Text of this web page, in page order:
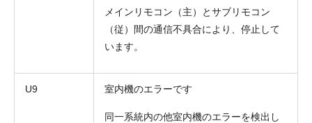
メインリモコン（主）とサブリモコン
（従）間の通信不具合により、停止して
います。
U9 室内機のエラーです
同一系統内の他室内機のエラーを検出し